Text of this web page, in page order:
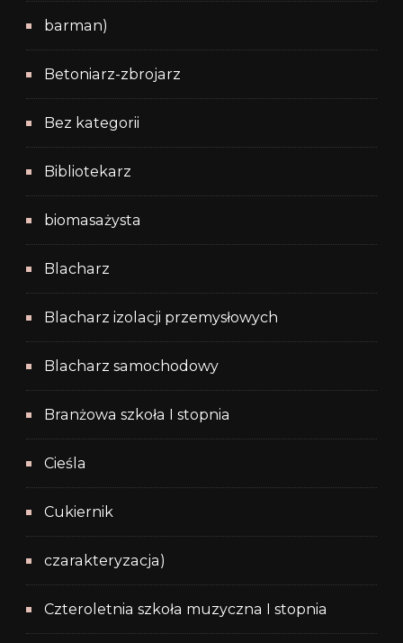
barman)
Betoniarz-zbrojarz
Bez kategorii
Bibliotekarz
biomasażysta
Blacharz
Blacharz izolacji przemysłowych
Blacharz samochodowy
Branżowa szkoła I stopnia
Cieśla
Cukiernik
czarakteryzacja)
Czteroletnia szkoła muzyczna I stopnia